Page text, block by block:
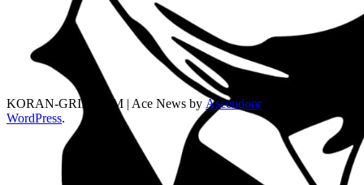
KORAN-GRIB.COM | Ace News by Ascendoor| Powered by
WordPress.